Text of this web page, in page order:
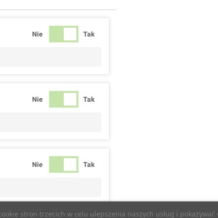
stron trzecich w celu ulepszenia naszych usług i
Nie Tak
Nie Tak
Nie Tak